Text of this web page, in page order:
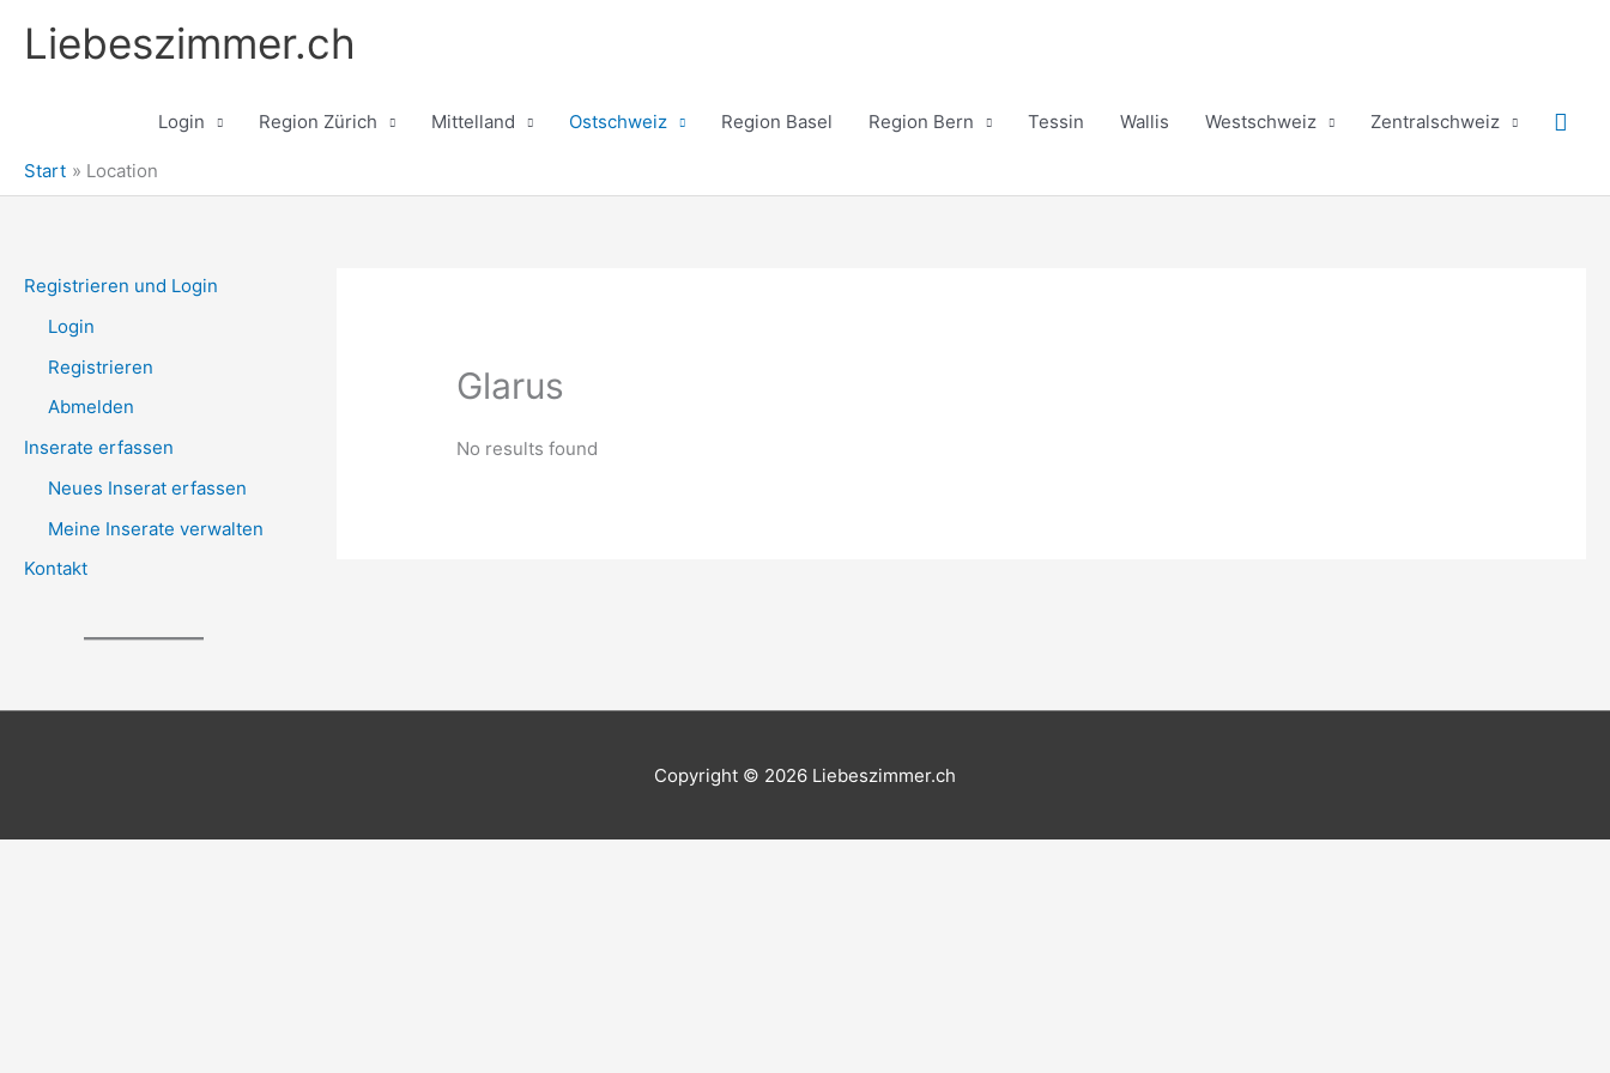
Liebeszimmer.ch
Login Region Zürich Mittelland Ostschweiz Region Basel Region Bern Tessin Wallis Westschweiz Zentralschweiz
Start Location
Registrieren und Login
Login
Registrieren
Abmelden
Inserate erfassen
Neues Inserat erfassen
Meine Inserate verwalten
Kontakt
Glarus
No results found
Copyright © 2026 Liebeszimmer.ch